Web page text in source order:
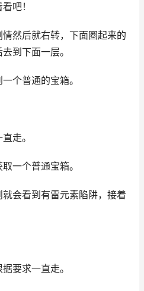
吧！
然后就右转，下面圈起来的
到下面一层。
个普通的宝箱。
走。
一个普通宝箱。
会看到有雷元素陷阱，接着
要求一直走。